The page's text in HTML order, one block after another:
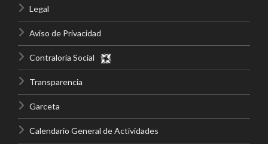
Legal
Aviso de Privacidad
Contraloría Social
Transparencia
Garceta
Calendario General de Actividades